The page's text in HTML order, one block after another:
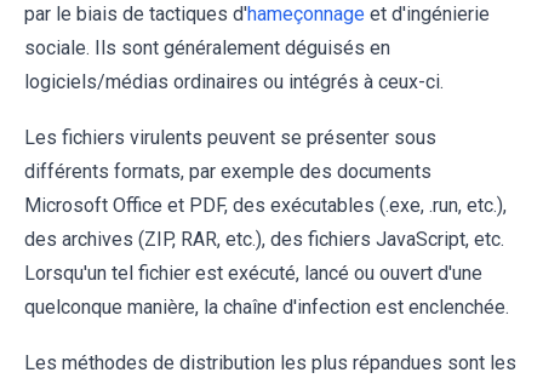
par le biais de tactiques d'hameçonnage et d'ingénierie
sociale. Ils sont généralement déguisés en
logiciels/médias ordinaires ou intégrés à ceux-ci.
Les fichiers virulents peuvent se présenter sous
différents formats, par exemple des documents
Microsoft Office et PDF, des exécutables (.exe, .run, etc.),
des archives (ZIP, RAR, etc.), des fichiers JavaScript, etc.
Lorsqu'un tel fichier est exécuté, lancé ou ouvert d'une
quelconque manière, la chaîne d'infection est enclenchée.
Les méthodes de distribution les plus répandues sont les